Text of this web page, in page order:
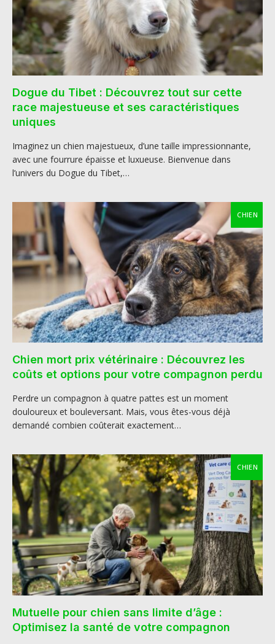
Dogue du Tibet : Découvrez tout sur cette
race majestueuse et ses caractéristiques
uniques
Imaginez un chien majestueux, d’une taille impressionnante,
avec une fourrure épaisse et luxueuse. Bienvenue dans
l’univers du Dogue du Tibet,…
CHIEN
Chien mort prix vétérinaire : Découvrez les
coûts et options pour votre compagnon perdu
Perdre un compagnon à quatre pattes est un moment
douloureux et bouleversant. Mais, vous êtes-vous déjà
demandé combien coûterait exactement…
CHIEN
Mutuelle pour chien sans limite d’âge :
Optimisez la santé de votre compagnon